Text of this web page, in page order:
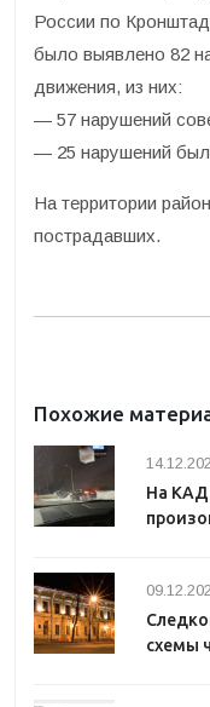
России по
было выявлено 82
движения, из них:
— 57 нарушений
— 25 нарушений
На территории
пострадавших.
Похожие
На КАД
схемы